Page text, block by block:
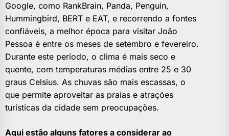
Google, como RankBrain, Panda, Penguin,
Hummingbird, BERT e EAT, e recorrendo a fontes
confiáveis, a melhor época para visitar João
Pessoa é entre os meses de setembro e fevereiro.
Durante este período, o clima é mais seco e
quente, com temperaturas médias entre 25 e 30
graus Celsius. As chuvas são mais escassas, o
que permite aproveitar as praias e atrações
turísticas da cidade sem preocupações.
Aqui estão alguns fatores a considerar ao